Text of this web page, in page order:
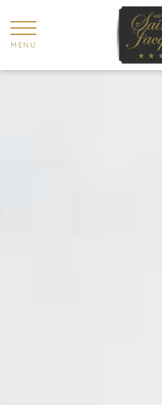
MENU
Pannello di gestione dei cookies